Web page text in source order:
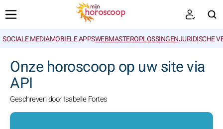
SOCIALE MEDIAMOBIELE APPSWEBMASTEROPLOSSINGENJURIDISCHE
Onze horoscoop op uw site via
API
Geschreven door Isabelle Fortes